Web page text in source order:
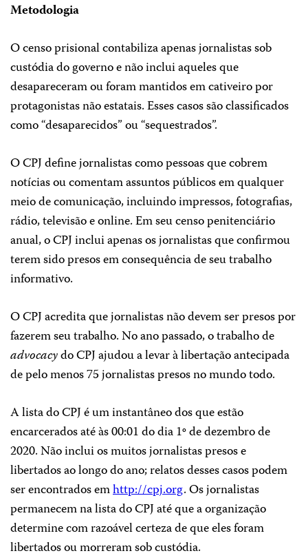
Metodologia
O censo prisional contabiliza apenas jornalistas sob
custódia do governo e não inclui aqueles que
desapareceram ou foram mantidos em cativeiro por
protagonistas não estatais. Esses casos são classificados
como “desaparecidos” ou “sequestrados”.
O CPJ define jornalistas como pessoas que cobrem
notícias ou comentam assuntos públicos em qualquer
meio de comunicação, incluindo impressos, fotografias,
rádio, televisão e online. Em seu censo penitenciário
anual, o CPJ inclui apenas os jornalistas que confirmou
terem sido presos em consequência de seu trabalho
informativo.
O CPJ acredita que jornalistas não devem ser presos por
fazerem seu trabalho. No ano passado, o trabalho de
advocacydo CPJ ajudou a levar à libertação antecipada
de pelo menos 75 jornalistas presos no mundo todo.
A lista do CPJ é um instantâneo dos que estão
encarcerados até às 00:01 do dia 1º de dezembro de
2020. Não inclui os muitos jornalistas presos e
libertados ao longo do ano; relatos desses casos podem
ser encontrados emhttp://cpj.org. Os jornalistas
permanecem na lista do CPJ até que a organização
determine com razoável certeza de que eles foram
libertados ou morreram sob custódia.